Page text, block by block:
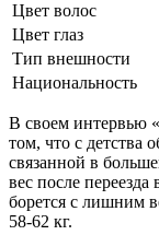
Цвет волос
Цвет глаз
Тип внешности
Национальность
В своем интервью
том, что с детства
связанной в
вес после
борется с лишним
58-62 кг.